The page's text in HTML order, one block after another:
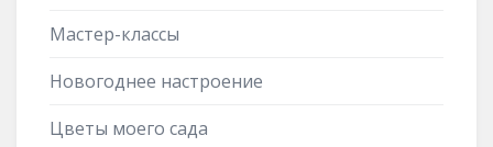
Мастер-классы
Новогоднее настроение
Цветы моего сада